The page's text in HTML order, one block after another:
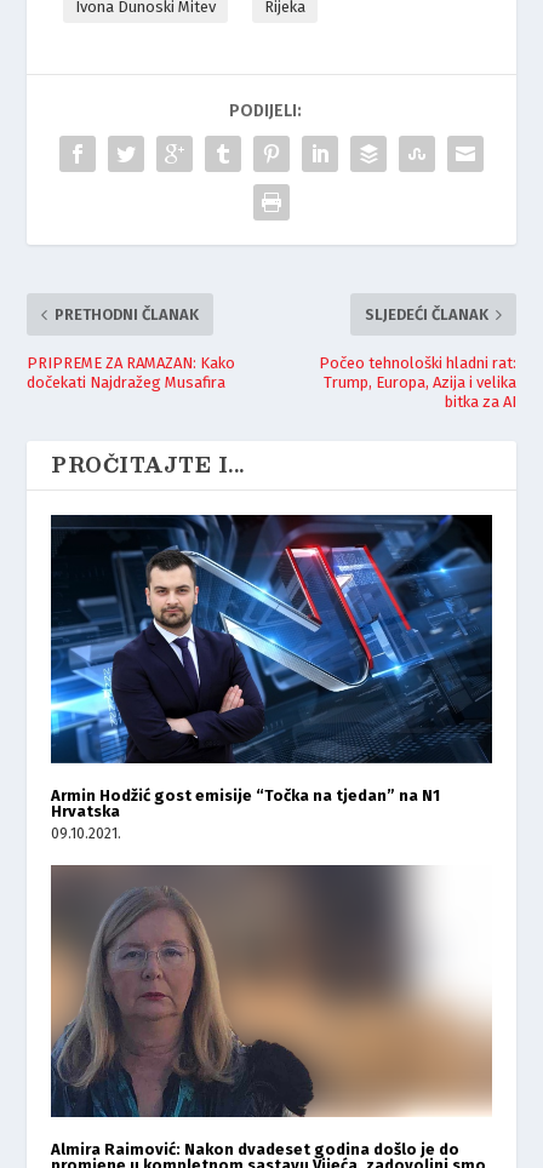
Ivona Dunoski Mitev
Rijeka
PODIJELI:
PRETHODNI ČLANAK
PRIPREME ZA RAMAZAN: Kako
dočekati Najdražeg Musafira
SLJEDEĆI ČLANAK
Počeo tehnološki hladni rat:
Trump, Europa, Azija i velika
bitka za AI
PROČITAJTE I...
Armin Hodžić gost emisije “Točka na tjedan” na N1
Hrvatska
09.10.2021.
Almira Raimović: Nakon dvadeset godina došlo je do